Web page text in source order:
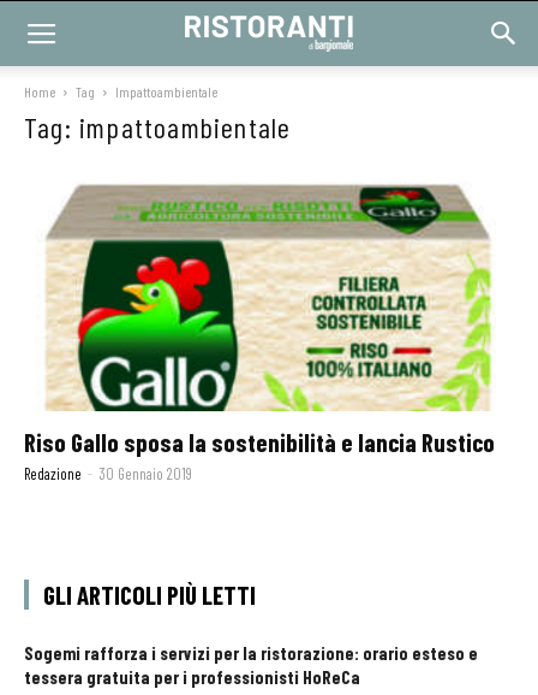
Home Tag Impattoambientale
Tag: impattoambientale
Riso Gallo sposa la sostenibilità e lancia Rustico
Redazione - 30 Gennaio 2019
GLI ARTICOLI PIÙ LETTI
Sogemi rafforza i servizi per la ristorazione: orario esteso e
tessera gratuita per i professionisti HoReCa